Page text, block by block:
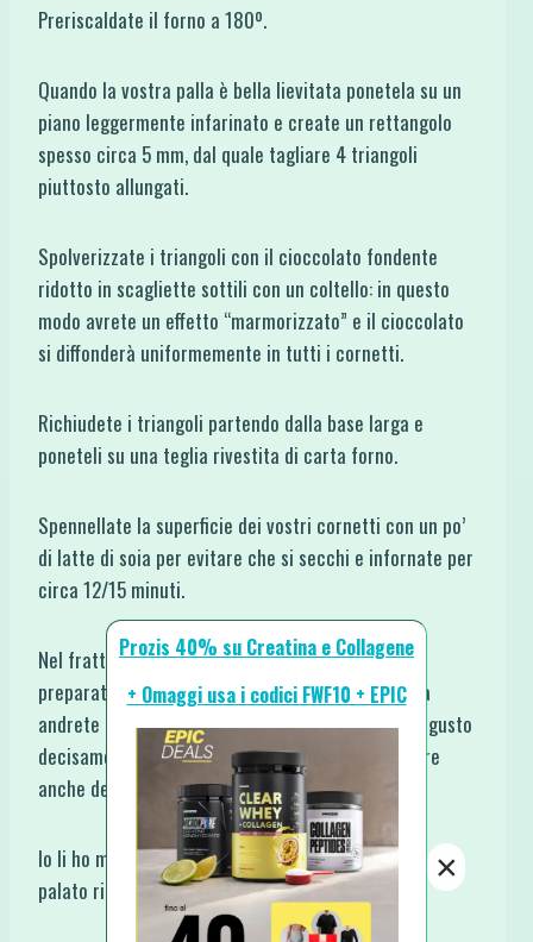
Preriscaldate il forno a 180º.
Quando la vostra palla è bella lievitata ponetela su un
piano leggermente infarinato e create un rettangolo
spesso circa 5 mm, dal quale tagliare 4 triangoli
piuttosto allungati.
Spolverizzate i triangoli con il cioccolato fondente
ridotto in scagliette sottili con un coltello: in questo
modo avrete un effetto “marmorizzato” e il cioccolato
si diffonderà uniformemente in tutti i cornetti.
Richiudete i triangoli partendo dalla base larga e
poneteli su una teglia rivestita di carta forno.
Spennellate la superficie dei vostri cornetti con un po’
di latte di soia per evitare che si secchi e infornate per
circa 12/15 minuti.
Nel frattempo con un pochino di acqua e il cacao
preparate una cremina con la quale a fine cottura
andrete a decorare i cornetti conferendo loro un gusto
decisamente cioccolatoso!!! Qui potete aggiungere
anche delle
Proteine in Polvere.
Io li ho mangiati la mattina a colazione, tiepidi… il
palato ringrazia!
Prozis 40% su Creatina e Collagene
+ Omaggi usa i codici FWF10 + EPIC
×